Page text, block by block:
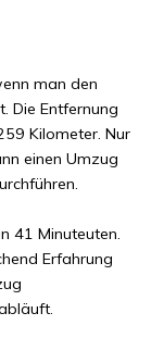
man den
Die Entfernung
Kilometer. Nur
einen Umzug
41 Minuteuten.
Erfahrung